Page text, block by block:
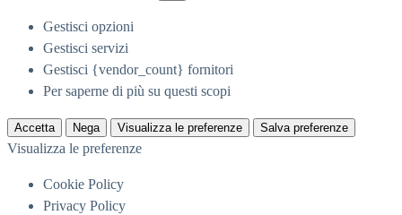
Gestisci opzioni
Gestisci servizi
Gestisci {vendor_count} fornitori
Per saperne di più su questi scopi
Accetta Nega Visualizza le preferenze Salva preferenze
Visualizza le preferenze
Cookie Policy
Privacy Policy